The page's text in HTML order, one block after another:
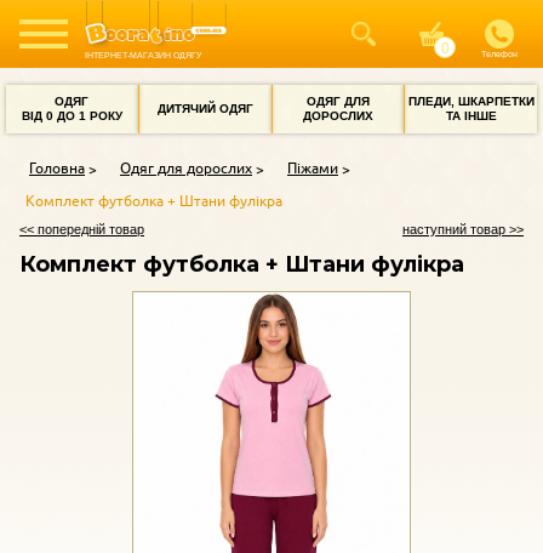
ІНТЕРНЕТ-МАГАЗИН ОДЯГУ Телефон
ОДЯГ
ВІД 0 ДО 1 РОКУ
ДИТЯЧИЙ ОДЯГ
ОДЯГ ДЛЯ
ДОРОСЛИХ
ПЛЕДИ, ШКАРПЕТКИ
ТА ІНШЕ
Головна Одяг для дорослих
Піжами
Комплект футболка + Штани фулікра
<< попередній товар наступний товар >>
Комплект футболка + Штани фулікра